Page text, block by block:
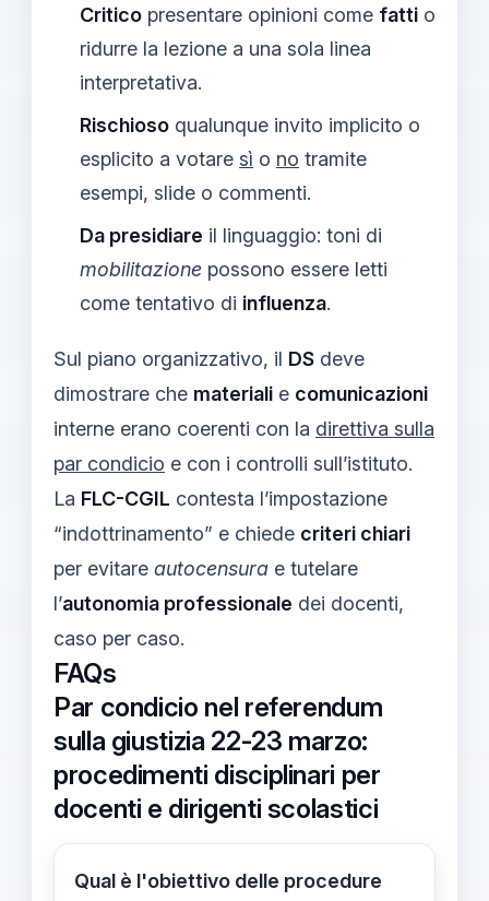
Critico presentare opinioni come fatti o
ridurre la lezione a una sola linea
interpretativa.
Rischioso qualunque invito implicito o
esplicito a votare sì o no tramite
esempi, slide o commenti.
Da presidiare il linguaggio: toni di
mobilitazione possono essere letti
come tentativo di influenza.
Sul piano organizzativo, il DS deve
dimostrare che materiali e comunicazioni
interne erano coerenti con la direttiva sulla
par condicio e con i controlli sull’istituto.
La FLC-CGIL contesta l’impostazione
“indottrinamento” e chiede criteri chiari
per evitare autocensura e tutelare
l’autonomia professionale dei docenti,
caso per caso.
FAQs
Par condicio nel referendum
sulla giustizia 22-23 marzo:
procedimenti disciplinari per
docenti e dirigenti scolastici
Qual è l'obiettivo delle procedure